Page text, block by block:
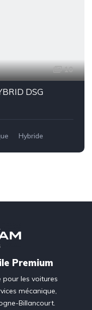
10
DSG
Hybride
Premium
les voitures
mécanique,
Billancourt.